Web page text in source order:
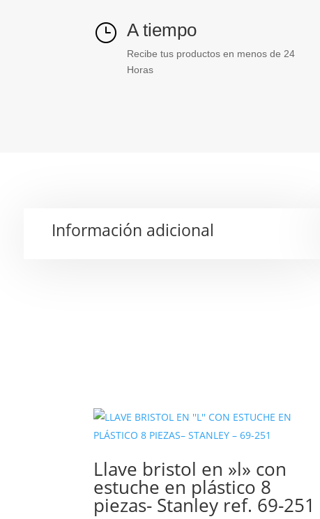
} A tiempo
Recibe tus productos en menos de 24
Horas
Información adicional
Llave bristol en »l» con
estuche en plástico 8
piezas- Stanley ref. 69-251